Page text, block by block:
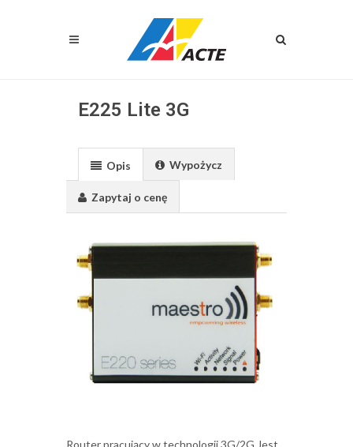
E225 Lite 3G
Opis Wypożycz
Zapytaj o cenę
Router pracujący w technologii 3G/2G Jest